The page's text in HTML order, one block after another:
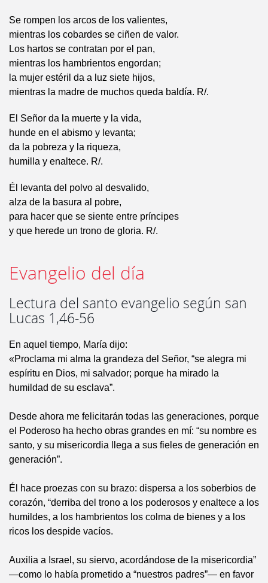
Se rompen los arcos de los valientes,
mientras los cobardes se ciñen de valor.
Los hartos se contratan por el pan,
mientras los hambrientos engordan;
la mujer estéril da a luz siete hijos,
mientras la madre de muchos queda baldía. R/.
El Señor da la muerte y la vida,
hunde en el abismo y levanta;
da la pobreza y la riqueza,
humilla y enaltece. R/.
Él levanta del polvo al desvalido,
alza de la basura al pobre,
para hacer que se siente entre príncipes
y que herede un trono de gloria. R/.
Evangelio del día
Lectura del santo evangelio según san
Lucas 1,46-56
En aquel tiempo, María dijo:
«Proclama mi alma la grandeza del Señor, “se alegra mi
espíritu en Dios, mi salvador; porque ha mirado la
humildad de su esclava”.
Desde ahora me felicitarán todas las generaciones, porque
el Poderoso ha hecho obras grandes en mí: “su nombre es
santo, y su misericordia llega a sus fieles de generación en
generación”.
Él hace proezas con su brazo: dispersa a los soberbios de
corazón, “derriba del trono a los poderosos y enaltece a los
humildes, a los hambrientos los colma de bienes y a los
ricos los despide vacíos.
Auxilia a Israel, su siervo, acordándose de la misericordia”
—como lo había prometido a “nuestros padres”— en favor